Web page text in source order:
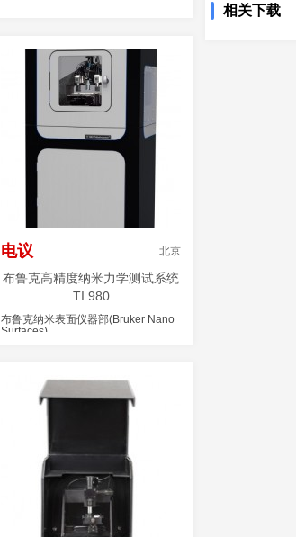
电议 北京
布鲁克高精度纳米力学测试系统
TI 980
布鲁克纳米表面仪器部(Bruker Nano
Surfaces)
相关下载